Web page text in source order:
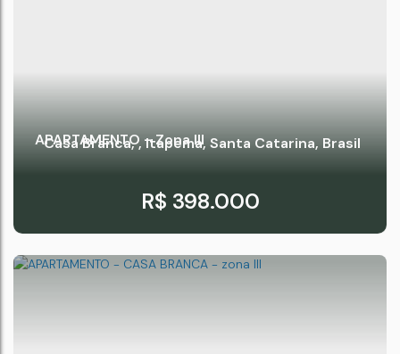
APARTAMENTO - Zona III
R$ 398.000
Casa Branca ,Itapema, Santa Catarina, Brasil